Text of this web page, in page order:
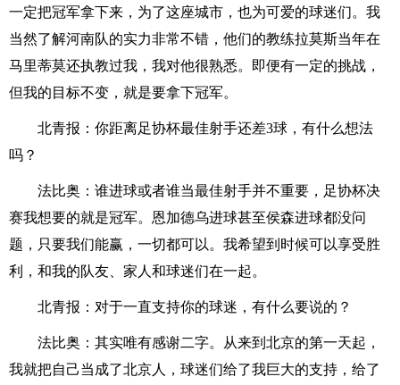
一定把冠军拿下来，为了这座城市，也为可爱的球迷们。我
当然了解河南队的实力非常不错，他们的教练拉莫斯当年在
马里蒂莫还执教过我，我对他很熟悉。即便有一定的挑战，
但我的目标不变，就是要拿下冠军。
北青报：你距离足协杯最佳射手还差3球，有什么想法
吗？
法比奥：谁进球或者谁当最佳射手并不重要，足协杯决
赛我想要的就是冠军。恩加德乌进球甚至侯森进球都没问
题，只要我们能赢，一切都可以。我希望到时候可以享受胜
利，和我的队友、家人和球迷们在一起。
北青报：对于一直支持你的球迷，有什么要说的？
法比奥：其实唯有感谢二字。从来到北京的第一天起，
我就把自己当成了北京人，球迷们给了我巨大的支持，给了